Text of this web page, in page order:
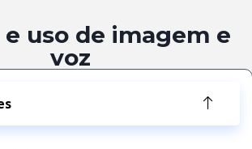
e uso de imagem e
voz